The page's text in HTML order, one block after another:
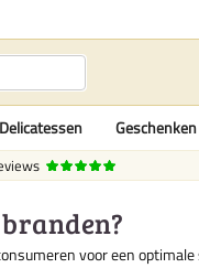
Delicatessen Geschenken
voor een